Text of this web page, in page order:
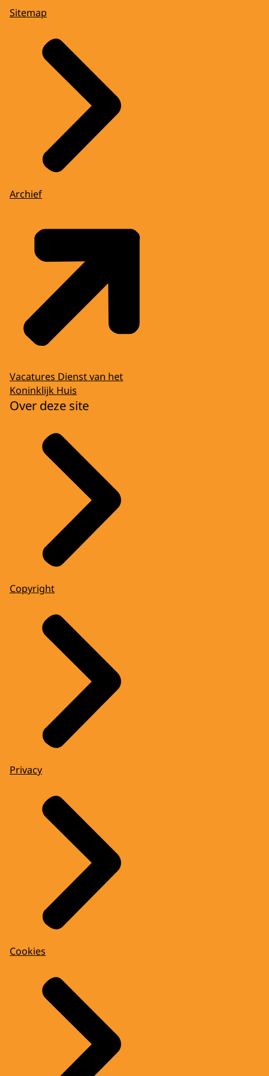
Sitemap
Archief
Vacatures Dienst van het
Koninklijk Huis
Over deze site
Copyright
Privacy
Cookies